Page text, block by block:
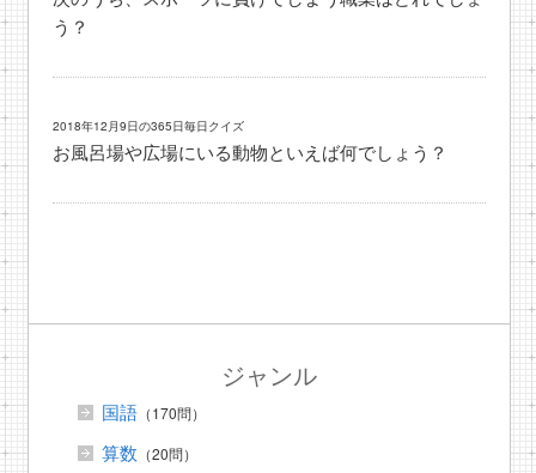
う？
2018年12月9日の365日毎日クイズ
お風呂場や広場にいる動物といえば何でしょう？
ジャンル
国語（170問）
算数 （20問）